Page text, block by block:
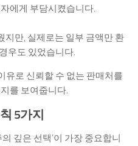
에게 부담시켰습니다.
지만, 실제로는 일부 금액만 환
우도 있었습니다.
유로 신뢰할 수 없는 판매처를
를 보여줍니다.
5가지
깊은 선택’이 가장 중요합니